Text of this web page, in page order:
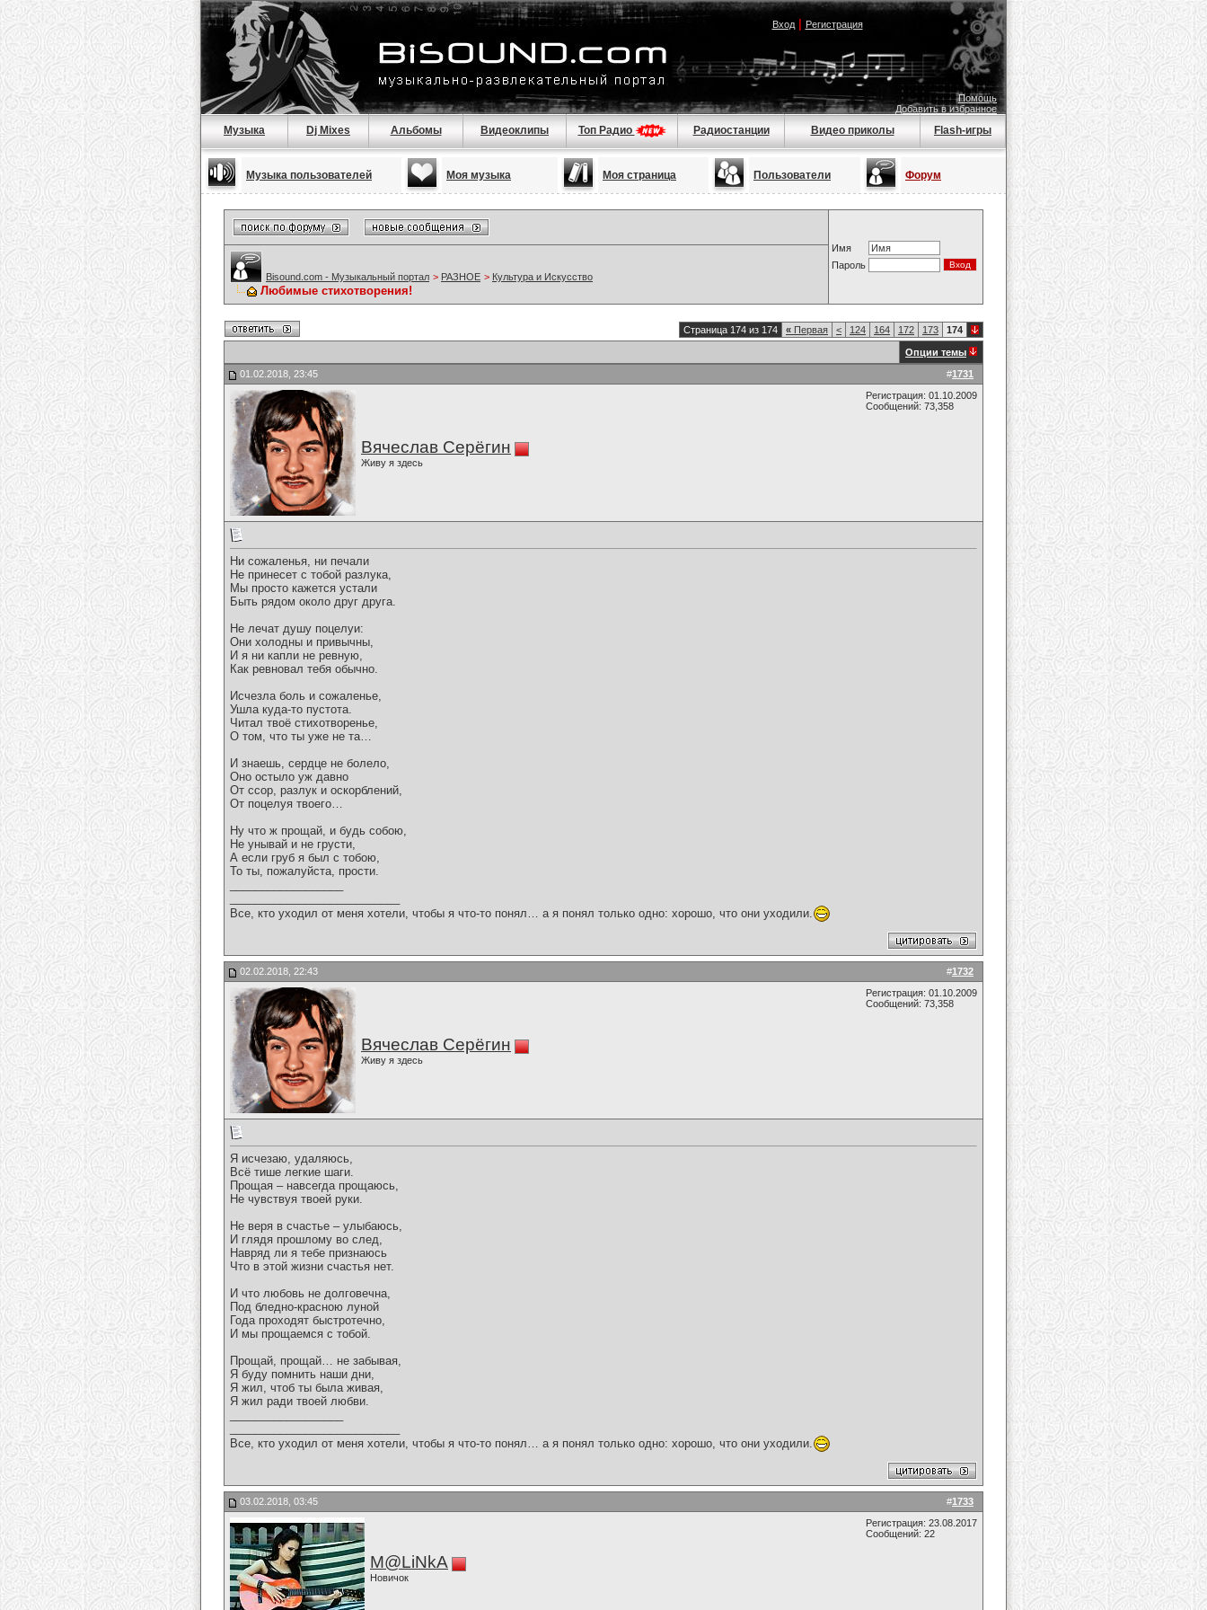
Вход| Регистрация
Помощь
Добавить в избранное
Музыка Dj Mixes Альбомы Видеоклипы Топ Радио Радиостанции Видео приколы Flash-игры
Музыка пользователей Моя музыка Моя страница Пользователи Форум
Имя
Пароль
Bisound.com - Музыкальный портал > РАЗНОЕ > Культура и Искусство
Любимые стихотворения!
Страница 174 из 174 « Первая < 124 164 172 173 174
Опции темы
#1731
01.02.2018, 23:45
Вячеслав Серёгин
Живу я здесь
Регистрация: 01.10.2009
Сообщений: 73,358
Ни сожаленья, ни печали
Не принесет с тобой разлука,
Мы просто кажется устали
Быть рядом около друг друга.
Не лечат душу поцелуи:
Они холодны и привычны,
И я ни капли не ревную,
Как ревновал тебя обычно.
Исчезла боль и сожаленье,
Ушла куда-то пустота.
Читал твоё стихотворенье,
О том, что ты уже не та…
И знаешь, сердце не болело,
Оно остыло уж давно
От ссор, разлук и оскорблений,
От поцелуя твоего…
Ну что ж прощай, и будь собою,
Не унывай и не грусти,
А если груб я был с тобою,
То ты, пожалуйста, прости.
Все, кто уходил от меня хотели, чтобы я что-то понял… а я понял только одно: хорошо, что они уходили.
#1732
02.02.2018, 22:43
Вячеслав Серёгин
Живу я здесь
Регистрация: 01.10.2009
Сообщений: 73,358
Я исчезаю, удаляюсь,
Всё тише легкие шаги.
Прощая – навсегда прощаюсь,
Не чувствуя твоей руки.
Не веря в счастье – улыбаюсь,
И глядя прошлому во след,
Навряд ли я тебе признаюсь
Что в этой жизни счастья нет.
И что любовь не долговечна,
Под бледно-красною луной
Года проходят быстротечно,
И мы прощаемся с тобой.
Прощай, прощай… не забывая,
Я буду помнить наши дни,
Я жил, чтоб ты была живая,
Я жил ради твоей любви.
Все, кто уходил от меня хотели, чтобы я что-то понял… а я понял только одно: хорошо, что они уходили.
#1733
03.02.2018, 03:45
M@LiNkA
Новичок
Регистрация: 23.08.2017
Сообщений: 22